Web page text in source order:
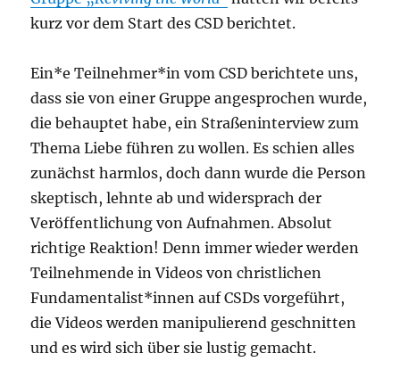
kurz vor dem Start des CSD berichtet.
Ein*e Teilnehmer*in vom CSD berichtete uns,
dass sie von einer Gruppe angesprochen wurde,
die behauptet habe, ein Straßeninterview zum
Thema Liebe führen zu wollen. Es schien alles
zunächst harmlos, doch dann wurde die Person
skeptisch, lehnte ab und widersprach der
Veröffentlichung von Aufnahmen. Absolut
richtige Reaktion! Denn immer wieder werden
Teilnehmende in Videos von christlichen
Fundamentalist*innen auf CSDs vorgeführt,
die Videos werden manipulierend geschnitten
und es wird sich über sie lustig gemacht.